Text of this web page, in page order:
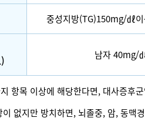
중성지방(TG)150mg/㎗
남자 40mg/
항목 이상에 해당한다면, 대사증후
없지만 방치하면, 뇌졸중, 암, 동맥